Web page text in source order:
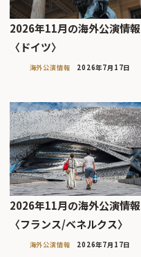
2026年11月の海外公演情報
〈ドイツ〉
海外公演情報 2026年7月17日
2026年11月の海外公演情報
〈フランス/ベネルクス〉
海外公演情報 2026年7月17日